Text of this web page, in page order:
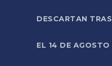
DESCARTAN
EL 14 DE